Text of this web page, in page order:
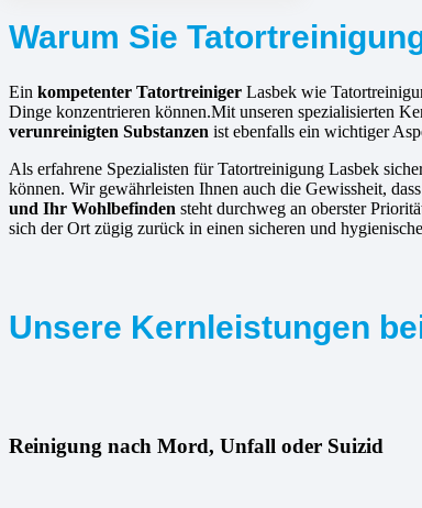
Warum Sie
Ein kompetenter Tatortreiniger Lasbek wie
Dinge konzentrieren können.Mit unseren spezialisierten
verunreinigten Substanzen ist ebenfalls ein wichtiger
Als erfahrene Spezialisten für Tatortreinigung Lasbek
können. Wir gewährleisten Ihnen auch die Gewissheit,
und Ihr Wohlbefinden steht durchweg an oberster
sich der Ort zügig zurück in einen sicheren und
Unsere Kernleistungen
Reinigung nach Mord, Unfall oder Suizid